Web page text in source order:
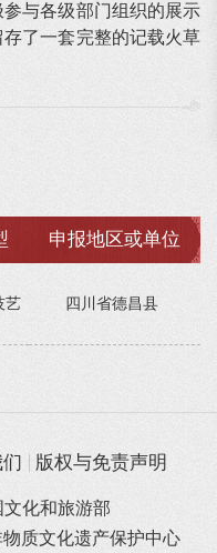
与各级部门组织的展示
了一套完整的记载火草
申报地区或单位
艺 四川省德昌县
版权与免责声明
化和旅游部
质文化遗产保护中心